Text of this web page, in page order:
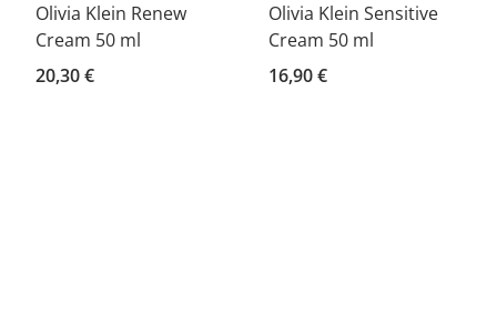
Olivia Klein Renew
Cream 50 ml
20,30 €
Olivia Klein Sensitive
Cream 50 ml
16,90 €